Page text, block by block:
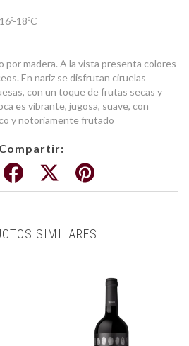
18ºC
por madera. A la vista presenta colores
En nariz se disfrutan ciruelas
con un toque de frutas secas y
es vibrante, jugosa, suave, con
y notoriamente frutado
Compartir:
SIMILARES